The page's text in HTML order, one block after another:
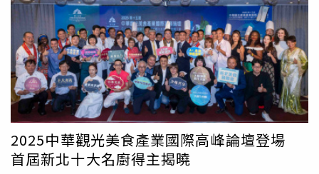
鮮食材堆疊的「黑鮪魚綜合生魚片壽司丼飯」。前三款主餐
加價300元可再享5種當日嚴選鮮魚生魚片，更添飽足感與
豐富性。
節冠軍的「老董牛肉麵」、肉量堆成小山丘的「開丼 燒肉
丼飯
」，養身藥膳界的績優股「台灣G湯」、老饕最愛
「舞紅花鐵板燒」，以及宮廷式平價韓式精緻定食「韓姜熙
的小廚房」等知名品牌都紛紛進駐。飲品甜點也絕不容錯
過！桃園首家「迷客夏plus」的獨家雲奶霜系列這裡喝得
到，而國人最愛的台式甜品則能在「鮮芋仙」一次滿足。18
間異國美饌，絕對是你逛遊之餘的覓食新選擇！（圖／業者
提供）
派代表小百合要帶來日本人最愛的海鮮丼飯 ，小白合分享自
己來台灣七年多，但每個月都有回去日本，所以對兩邊的美
食都頗有研究，台灣隊代表Dora嗆聲：「妳來台灣7年，那
妳有主持美食節目八年嗎？我的蓋飯不用海鮮，我拿豬肉跟
豆腐對付妳！」這場台式「麻婆豆腐豬排蓋飯」對上「正宗
日式海鮮蓋飯」由外國隊獲勝。最後壓軸的台灣隊臧芮萱帶
來「中式素食酥餅」，對上外國隊餒狸帶來的「法式千層
酥」，最終台灣隊拿下兩勝贏得美食殊榮，讓餒狸爆氣：
「評審給台灣人決定，突然台灣人就贏了。」
2025中華觀光美食產業國際高峰論壇登場
首屆新北十大名廚得主揭曉